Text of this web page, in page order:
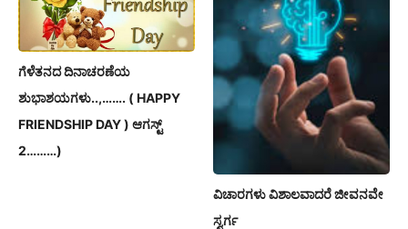
ಗೆಳೆತನದ ದಿನಾಚರಣೆಯ
ಶುಭಾಶಯಗಳು..,……. ( HAPPY
FRIENDSHIP DAY ) ಆಗಸ್ಟ್
2………)
ವಿಚಾರಗಳು ವಿಶಾಲವಾದರೆ ಜೀವನವೇ
ಸ್ವರ್ಗ